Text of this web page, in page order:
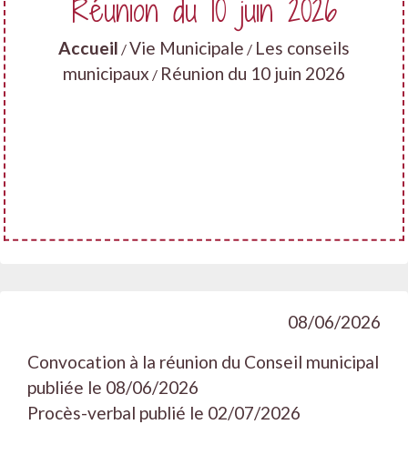
Réunion du 10 juin 2026
Accueil /Vie Municipale / Les conseils
municipaux / Réunion du 10 juin 2026
08/06/2026
Convocation à la réunion du Conseil municipal
publiée le 08/06/2026
Procès-verbal publié le 02/07/2026